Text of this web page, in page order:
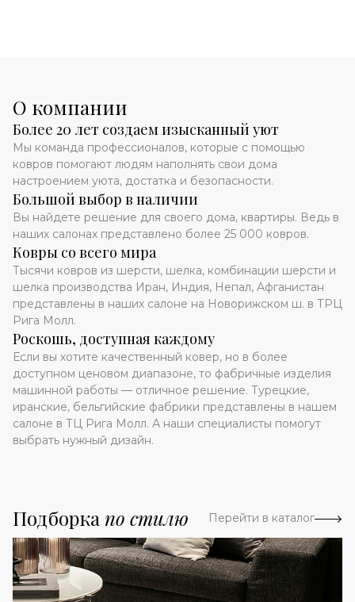
О компании
Более 20 лет создаем изысканный уют
Мы команда профессионалов, которые с помощью
ковров помогают людям наполнять свои дома
настроением уюта, достатка и безопасности.
Большой выбор в наличии
Вы найдете решение для своего дома, квартиры. Ведь в
наших салонах представлено более 25 000 ковров.
Ковры со всего мира
Тысячи ковров из шерсти, шелка, комбинации шерсти и
шелка производства Иран, Индия, Непал, Афганистан
представлены в наших салоне на Новорижском ш. в ТРЦ
Рига Молл.
Роскошь, доступная каждому
Если вы хотите качественный ковер, но в более
доступном ценовом диапазоне, то фабричные изделия
машинной работы — отличное решение. Турецкие,
иранские, бельгийские фабрики представлены в нашем
салоне в ТЦ Рига Молл. А наши специалисты помогут
выбрать нужный дизайн.
Подборка по стилю Перейти в каталог